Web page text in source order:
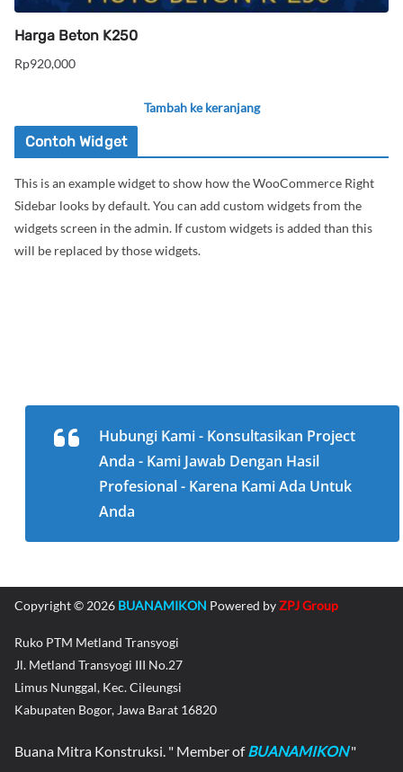
Harga Beton K250
Rp920,000
Tambah ke keranjang
Contoh Widget
This is an example widget to show how the WooCommerce Right
Sidebar looks by default. You can add custom widgets from the
widgets screen in the admin. If custom widgets is added than this
will be replaced by those widgets.
Hubungi Kami - Konsultasikan Project
Anda - Kami Jawab Dengan Hasil
Profesional - Karena Kami Ada Untuk
Anda
Copyright © 2026 BUANAMIKON Powered byZPJ Group
Ruko PTM Metland Transyogi
Jl. Metland Transyogi III No.27
Limus Nunggal, Kec. Cileungsi
Kabupaten Bogor, Jawa Barat 16820
Buana Mitra Konstruksi. " Member ofBUANAMIKON"